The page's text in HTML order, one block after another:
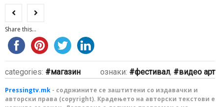
Share this...
categories: магазин ознаки: фестивал, видео арт
Pressingtv.mk - содржините се заштитени со издавачки и
авторски права (copyright). Крадењето на авторски текстови е